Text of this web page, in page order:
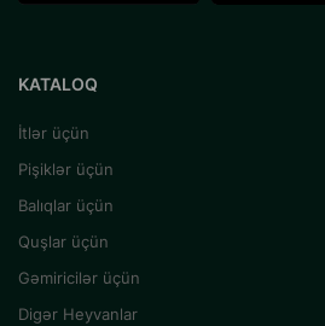
KATALOQ
İtlər üçün
Pişiklər üçün
Balıqlar üçün
Quşlar üçün
Gəmiricilər üçün
Digər Heyvanlar